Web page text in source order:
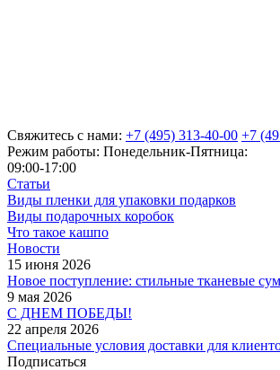
Свяжитесь с нами: +7 (495) 313-40-00 +7
Режим работы: Понедельник-Пятница:
09:00-17:00
Статьи
Виды пленки для упаковки подарков
Виды подарочных коробок
Что такое кашпо
Новости
15 июня 2026
Новое поступление: стильные тканевые
9 мая 2026
С ДНЕМ ПОБЕДЫ!
22 апреля 2026
Специальные условия доставки для
Подписаться